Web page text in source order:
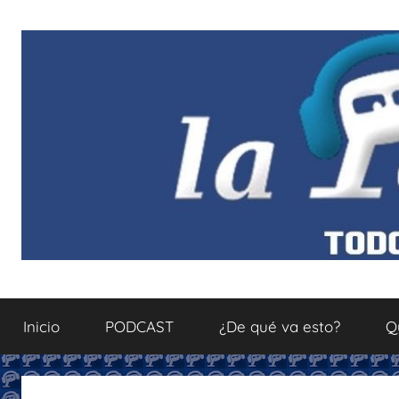
La
Podcastfera
sobre
el
del
Inicio PODCAST ¿De qué va esto?